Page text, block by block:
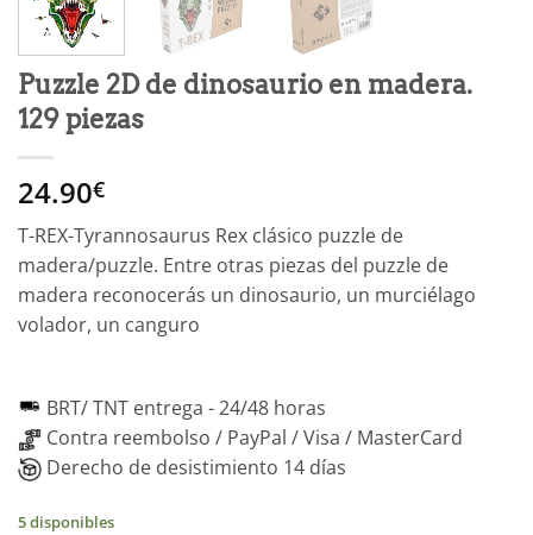
Puzzle 2D de dinosaurio en madera.
129 piezas
24.90€
T-REX-Tyrannosaurus Rex clásico puzzle de
madera/puzzle. Entre otras piezas del puzzle de
madera reconocerás un dinosaurio, un murciélago
volador, un canguro
BRT/ TNT entrega -24/48 horas
Contra reembolso / PayPal / Visa / MasterCard
Derecho de desistimiento 14 días
5 disponibles